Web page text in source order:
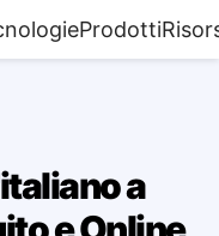
Prodotti
a